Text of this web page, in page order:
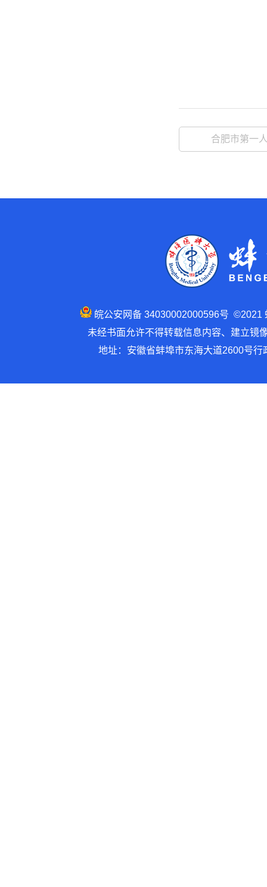
合肥市第一
皖公安网备 34030002000596号 ©2021
未经书面允许不得转载信息内容、建立镜
地址：安徽省蚌埠市东海大道2600号